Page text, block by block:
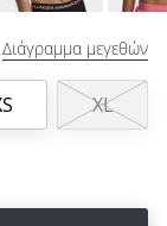
Διάγραμμα μεγεθών
XL